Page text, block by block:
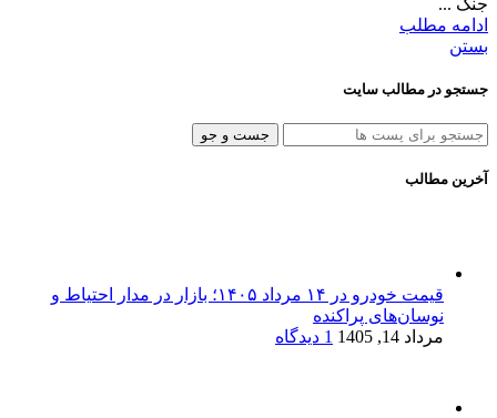
ادامه مطلب
بستن
جستجو در مطالب سایت
جست و جو
آخرین مطالب
قیمت خودرو در ۱۴ مرداد ۱۴۰۵؛ بازار در مدار احتیاط و
نوسان‌های پراکنده
مرداد 14, 1405
1 دیدگاه